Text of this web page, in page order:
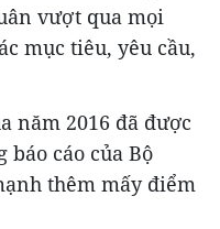
vượt qua mọi
mục tiêu, yêu cầu,
năm 2016 đã được
cáo của Bộ
thêm mấy điểm